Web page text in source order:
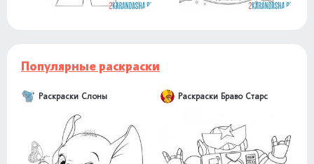
Популярные раскраски
Раскраски Слоны Раскраски Браво Старс